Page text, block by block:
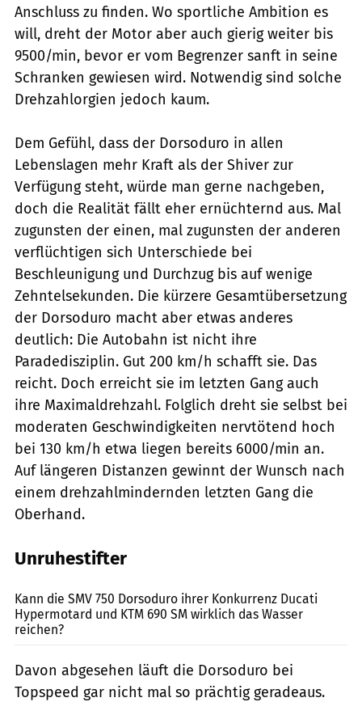
Anschluss zu finden. Wo sportliche Ambition es
will, dreht der Motor aber auch gierig weiter bis
9500/min, bevor er vom Begrenzer sanft in seine
Schranken gewiesen wird. Notwendig sind solche
Drehzahlorgien jedoch kaum.
Dem Gefühl, dass der Dorsoduro in allen
Lebenslagen mehr Kraft als der Shiver zur
Verfügung steht, würde man gerne nachgeben,
doch die Realität fällt eher ernüchternd aus. Mal
zugunsten der einen, mal zugunsten der anderen
verflüchtigen sich Unterschiede bei
Beschleunigung und Durchzug bis auf wenige
Zehntelsekunden. Die kürzere Gesamtübersetzung
der Dorsoduro macht aber etwas anderes
deutlich: Die Autobahn ist nicht ihre
Paradedisziplin. Gut 200 km/h schafft sie. Das
reicht. Doch erreicht sie im letzten Gang auch
ihre Maximaldrehzahl. Folglich dreht sie selbst bei
moderaten Geschwindigkeiten nervtötend hoch 
bei 130 km/h etwa liegen bereits 6000/min an.
Auf längeren Distanzen gewinnt der Wunsch nach
einem drehzahlmindernden letzten Gang die
Oberhand.
Unruhestifter
Kann die SMV 750 Dorsoduro ihrer Konkurrenz Ducati
Hypermotard und KTM 690 SM wirklich das Wasser
reichen?
Davon abgesehen läuft die Dorsoduro bei
Topspeed gar nicht mal so prächtig geradeaus.